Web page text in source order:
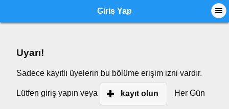
Giriş Yap
Uyarı!
Sadece kayıtlı üyelerin bu bölüme erişim izni vardır.
Lütfen giriş yapın veya kayıt olun Her Gün